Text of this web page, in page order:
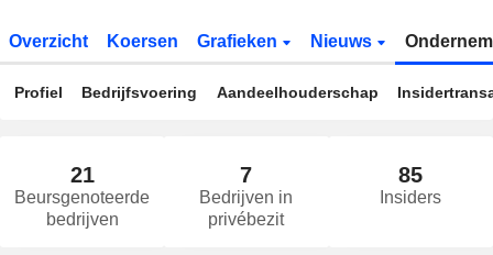
Overzicht Koersen Grafieken Nieuws
Profiel Bedrijfsvoering Aandeelhouderschap
21
Beursgenoteerde
bedrijven
7
Bedrijven in
privébezit
85
Insiders